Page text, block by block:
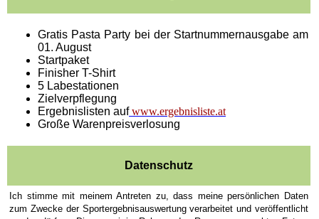
Gratis Pasta Party bei der Startnummernausgabe am
01. August
Startpaket
Finisher T-Shirt
5 Labestationen
Zielverpflegung
Ergebnislisten auf www.ergebnisliste.at
Große Warenpreisverlosung
Datenschutz
Ich stimme mit meinem Antreten zu, dass meine persönlichen Daten
zum Zwecke der Sportergebnisauswertung verarbeitet und veröffentlicht